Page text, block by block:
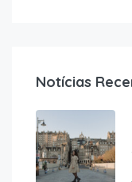
Notícias